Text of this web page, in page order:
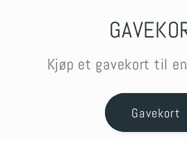
Kjøp et gavekort til
Gavekort